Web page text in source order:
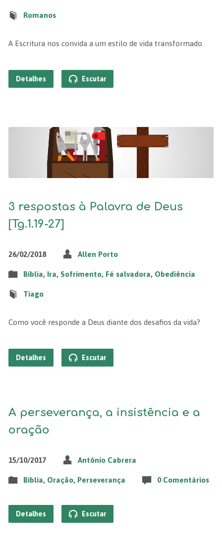
Romanos
A Escritura nos convida a um estilo de vida transformado.
Detalhes Escutar
3 respostas à Palavra de Deus
[Tg.1.19-27]
26/02/2018 Allen Porto
Bíblia, Ira, Sofrimento, Fé salvadora, Obediência
Tiago
Como você responde a Deus diante dos desafios da vida?
Detalhes Escutar
A perseverança, a insistência e a
oração
15/10/2017 Antônio Cabrera
Bíblia, Oração, Perseverança 0 Comentários
Detalhes Escutar